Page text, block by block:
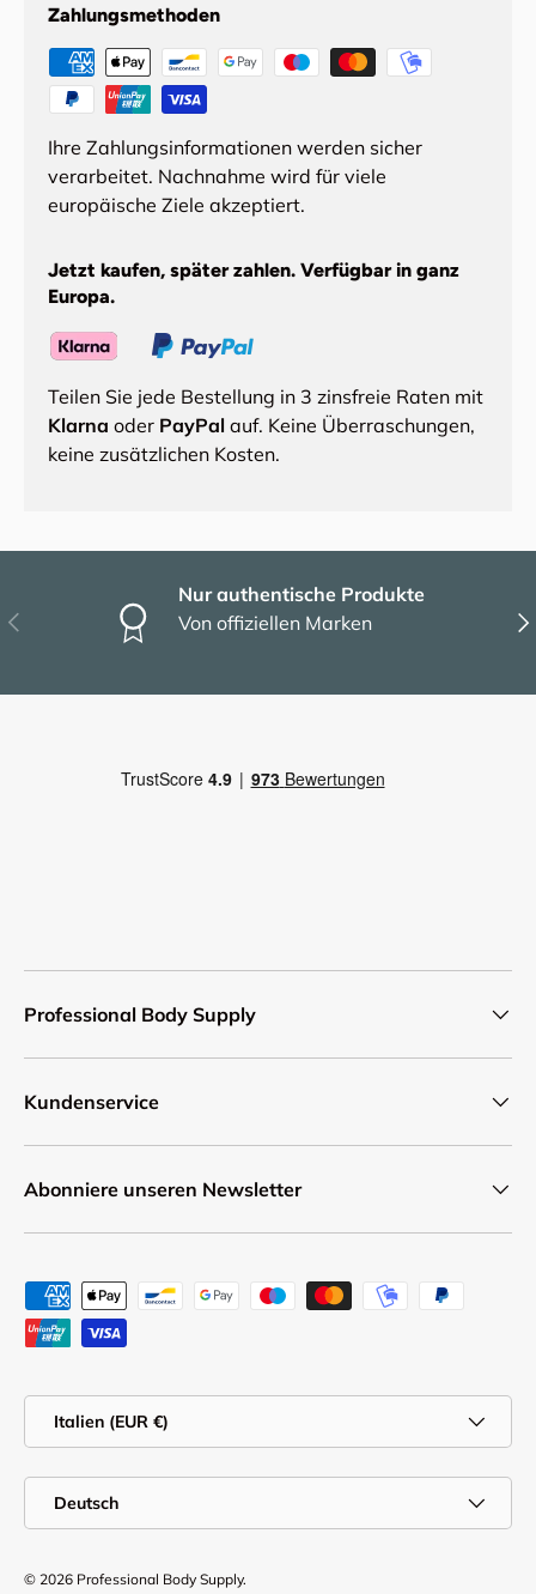
Zahlungsmethoden
Ihre Zahlungsinformationen werden sicher
verarbeitet. Nachnahme wird für viele
europäische Ziele akzeptiert.
Jetzt kaufen, später zahlen. Verfügbar in ganz
Europa.
Teilen Sie jede Bestellung in 3 zinsfreie Raten mit
Klarna oder PayPal auf. Keine Überraschungen,
keine zusätzlichen Kosten.
Vorherige
Nur authentische Produkte
Von offiziellen Marken
Professional Body Supply
Kundenservice
Abonniere unseren Newsletter
Zahlungsmethoden
Italien (EUR €)
Deutsch
© 2026 Professional Body Supply.